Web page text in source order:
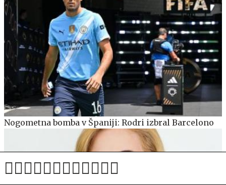
Nogometna bomba v Španiji: Rodri izbral Barcelono